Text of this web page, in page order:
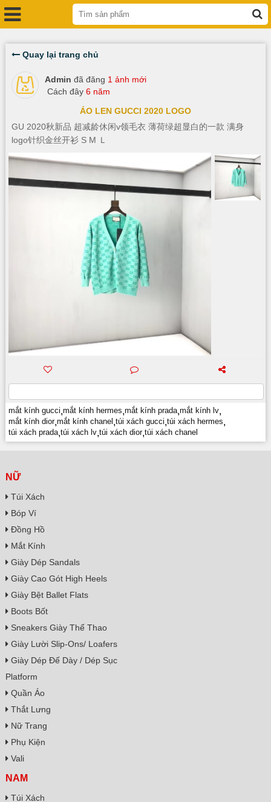
Quay lại trang chủ
Admin đã đăng 1 ảnh mới
Cách đây 6 năm
ÁO LEN GUCCI 2020 LOGO
GU 2020秋新品 超减龄休闲v领毛衣 薄荷绿超显白的一款 满身
logo针织金丝开衫 S M Ｌ
mắt kính gucci,mắt kính hermes,mắt kính prada,mắt kính lv,
mắt kính dior,mắt kính chanel ,túi xách gucci,túi xách hermes,
túi xách prada,túi xách lv,túi xách dior,túi xách chanel
NỮ
Túi Xách
Bóp Ví
Đồng Hồ
Mắt Kính
Giày Dép Sandals
Giày Cao Gót High Heels
Giày Bệt Ballet Flats
Boots Bốt
Sneakers Giày Thể Thao
Giày Lười Slip-Ons/ Loafers
Giày Dép Đế Dày / Dép Sục
Platform
Quần Áo
Thắt Lưng
Nữ Trang
Phụ Kiện
Vali
NAM
Túi Xách